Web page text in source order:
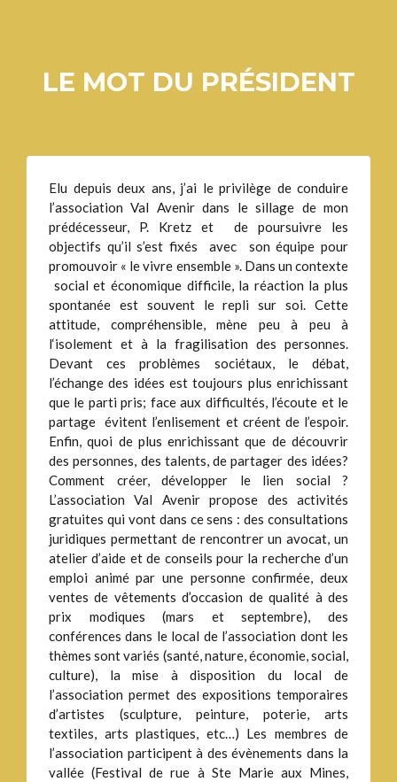
LE MOT DU PRÉSIDENT
Elu depuis deux ans, j’ai le privilège de conduire
l’association Val Avenir dans le sillage de mon
prédécesseur, P. Kretz et de poursuivre les
objectifs qu’il s’est fixés avec son équipe pour
promouvoir « le vivre ensemble ». Dans un contexte
social et économique difficile, la réaction la plus
spontanée est souvent le repli sur soi. Cette
attitude, compréhensible, mène peu à peu à
l‘isolement et à la fragilisation des personnes.
Devant ces problèmes sociétaux, le débat,
l’échange des idées est toujours plus enrichissant
que le parti pris; face aux difficultés, l’écoute et le
partage évitent l’enlisement et créent de l’espoir.
Enfin, quoi de plus enrichissant que de découvrir
des personnes, des talents, de partager des idées?
Comment créer, développer le lien social ?
L’association Val Avenir propose des activités
gratuites qui vont dans ce sens : des consultations
juridiques permettant de rencontrer un avocat, un
atelier d’aide et de conseils pour la recherche d’un
emploi animé par une personne confirmée, deux
ventes de vêtements d’occasion de qualité à des
prix modiques (mars et septembre), des
conférences dans le local de l’association dont les
thèmes sont variés (santé, nature, économie, social,
culture), la mise à disposition du local de
l’association permet des expositions temporaires
d’artistes (sculpture, peinture, poterie, arts
textiles, arts plastiques, etc…) Les membres de
l’association participent à des évènements dans la
vallée (Festival de rue à Ste Marie aux Mines,